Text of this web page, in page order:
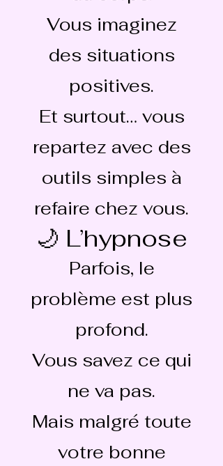
Vous imaginez
des situations
positives.
Et surtout… vous
repartez avec des
outils simples à
refaire chez vous.
🌙 L’hypnose
Parfois, le
problème est plus
profond.
Vous savez ce qui
ne va pas.
Mais malgré toute
votre bonne